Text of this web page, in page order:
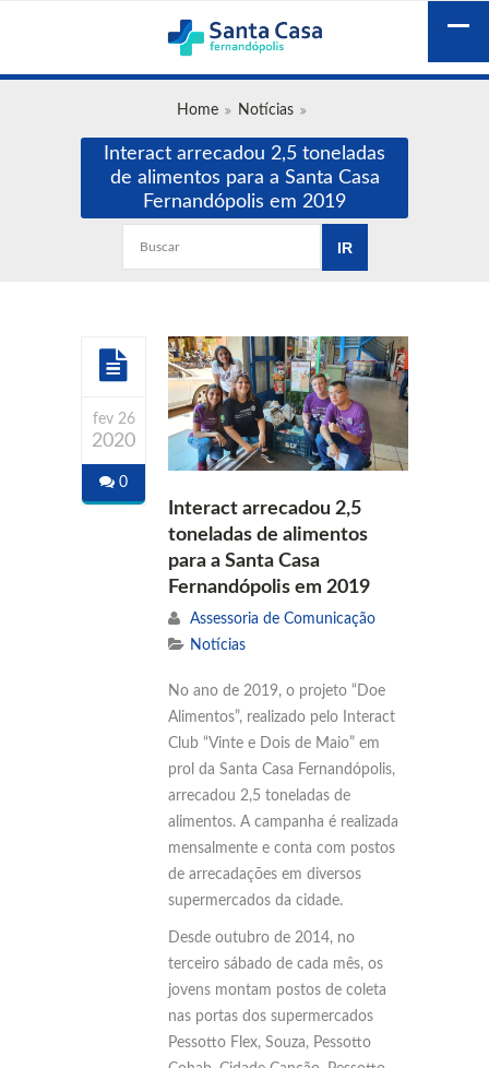
Home Notícias
Interact arrecadou 2,5 toneladas
de alimentos para a Santa Casa
Fernandópolis em 2019
fev 26
2020
0
Interact arrecadou 2,5
toneladas de alimentos
para a Santa Casa
Fernandópolis em 2019
Assessoria de Comunicação
Notícias
No ano de 2019, o projeto “Doe
Alimentos”, realizado pelo Interact
Club “Vinte e Dois de Maio” em
prol da Santa Casa Fernandópolis,
arrecadou 2,5 toneladas de
alimentos. A campanha é realizada
mensalmente e conta com postos
de arrecadações em diversos
supermercados da cidade.
Desde outubro de 2014, no
terceiro sábado de cada mês, os
jovens montam postos de coleta
nas portas dos supermercados
Pessotto Flex, Souza, Pessotto